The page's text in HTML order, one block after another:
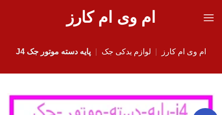
ام وی ام کارز
ام وی ام کارز لوازم یدکی جک پایه دسته موتور جک J4